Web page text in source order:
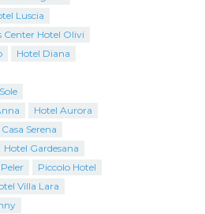
Luscia
Center Hotel Olivi
Hotel Diana
Hotel Aurora
Serena
Hotel Gardesana
Piccolo Hotel
Villa Lara